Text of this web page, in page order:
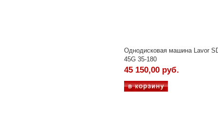
Однодисковая машина Lavor
45G 35-180
45 150,00 руб.